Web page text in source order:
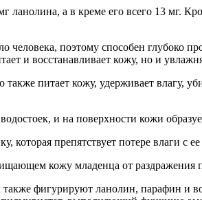
а в креме его всего 13 мг.
поэтому способен глубоко
и восстанавливает кожу, но и
питает кожу, удерживает влагу,
и на поверхности кожи
препятствует потере влаги с
кожу младенца от раздражения
фигурируют ланолин, парафин и